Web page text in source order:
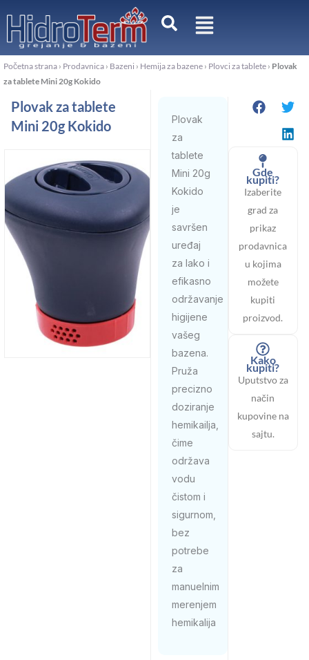
sadržaj
Početna strana › Prodavnica › Bazeni › Hemija za bazene › Plovci za tablete › Plovak
za tablete Mini 20g Kokido
Plovak za tablete
Mini 20g Kokido
Plovak
za
tablete
Mini 20g
Kokido
je
savršen
uređaj
za lako i
efikasno
održavanje
higijene
vašeg
bazena.
Pruža
precizno
doziranje
hemikailja,
čime
održava
vodu
čistom i
sigurnom,
bez
potrebe
za
manuelnim
merenjem
hemikalija
Gde
kupiti?
Izaberite
grad za
prikaz
prodavnica
u kojima
možete
kupiti
proizvod.
Kako
kupiti?
Uputstvo za
način
kupovine na
sajtu.